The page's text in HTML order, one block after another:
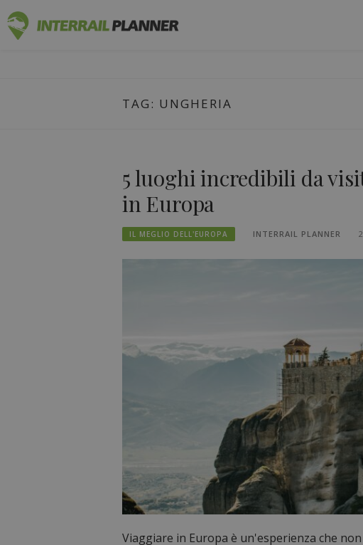
TAG: UNGHERIA
5 luoghi incredibili da
in Europa
IL MEGLIO DELL'EUROPA INTERRAIL PLANNER
Viaggiare in Europa è un'esperienza che